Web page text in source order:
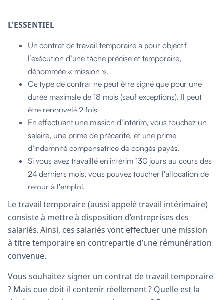
L'ESSENTIEL
Un contrat de travail temporaire a pour objectif
l’exécution d’une tâche précise et temporaire,
dénommée « mission ».
Ce type de contrat ne peut être signé que pour une
durée maximale de 18 mois (sauf exceptions). Il peut
être renouvelé 2 fois.
En effectuant une mission d’intérim, vous touchez un
salaire, une prime de précarité, et une prime
d’indemnité compensatrice de congés payés.
Si vous avez travaillé en intérim 130 jours au cours des
24 derniers mois, vous pouvez toucher l'allocation de
retour à l'emploi.
Le travail temporaire (aussi appelé travail intérimaire)
consiste à mettre à disposition d’entreprises des
salariés. Ainsi, ces salariés vont effectuer une mission
à titre temporaire en contrepartie d’une rémunération
convenue.
Vous souhaitez signer un contrat de travail temporaire
? Mais que doit-il contenir réellement ? Quelle est la